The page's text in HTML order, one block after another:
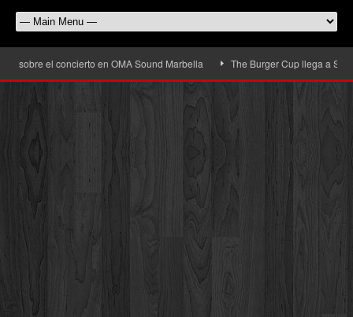
el concierto en OMA Sound Marbella The Burger Cup llega a San Pedro